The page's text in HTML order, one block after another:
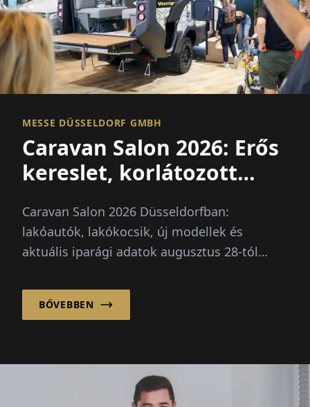
MESSE DÜSSELDORF GMBH
Caravan Salon 2026: Erős
kereslet, korlátozott
Caravan Salon 2026 Düsseldorfban:
lakóautók, lakókocsik, új modellek és
aktuális iparági adatok augusztus 28-tól
BŐVEBBEN